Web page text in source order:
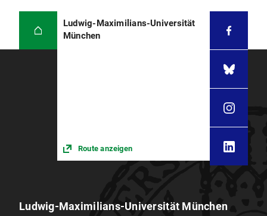
Ludwig-Maximilians-Universität
München
Route anzeigen
Ludwig-Maximilians-Universität München